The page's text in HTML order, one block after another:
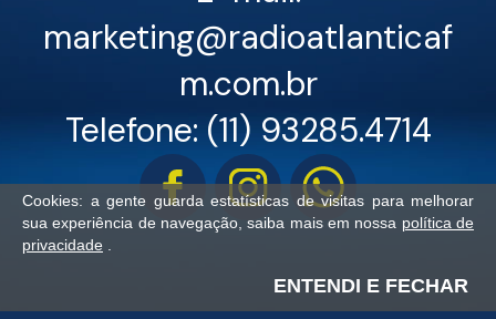
marketing@radioatlanticaf
m.com.br
Telefone: (11) 93285.4714
Cookies: a gente guarda estatísticas de visitas para melhorar
sua experiência de navegação, saiba mais em nossa política de
privacidade
ENTENDI E FECHAR